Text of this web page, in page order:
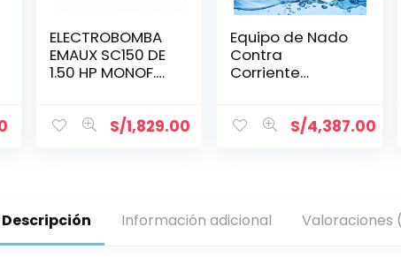
ELECTROBOMBA
EMAUX SC150 DE
1.50 HP MONOF.
S/1,829.00
Equipo de Nado
Contra
Corriente
S/4,387.00
Descripción Información adicional Valoraciones